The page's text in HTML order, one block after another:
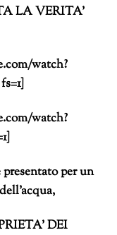
LA VERITA’
watch?
watch?
per un
DEI